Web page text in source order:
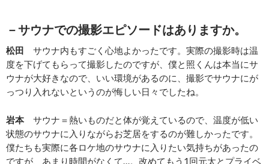
－サウナでの撮影エピソードはありますか。
松田 サウナ内もすごく心地よかったです。実際の撮影時は温
度を下げてもらって撮影したのですが、僕と照くんは本当にサ
ウナが大好きなので、いい環境があるのに、撮影でサウナにが
っつり入れないというのが悔しい日々でしたね。
岩本サウナ＝熱いものだと体が覚えているので、温度が低い
状態のサウナに入りながらお芝居をするのが難しかったです。
僕たちも実際に各ロケ地のサウナに入りたい気持ちがあったの
ですが、あまり時間がなくて…。改めてもう1回元太とプライベ